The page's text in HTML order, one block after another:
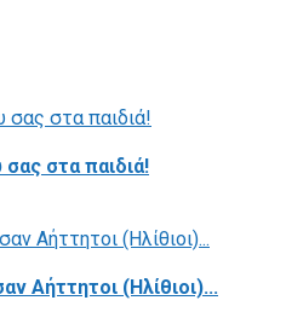
σας στα παιδιά!
Αήττητοι (Ηλίθιοι)...